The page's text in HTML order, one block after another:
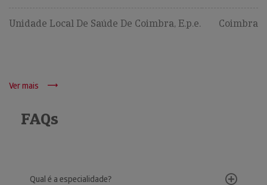
Unidade Local De Saúde De Coimbra, E.p.e. Coimbra
Ver mais
FAQs
Qual é a especialidade?